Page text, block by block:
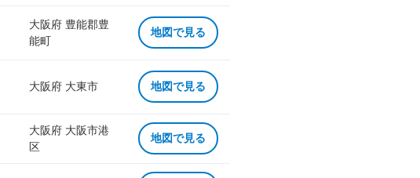
大阪府 豊能郡豊
能町
地図で見る
大阪府 大東市 地図で見る
大阪府 大阪市港
区
地図で見る